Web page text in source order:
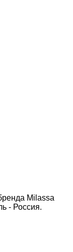
Milassa
- Россия.